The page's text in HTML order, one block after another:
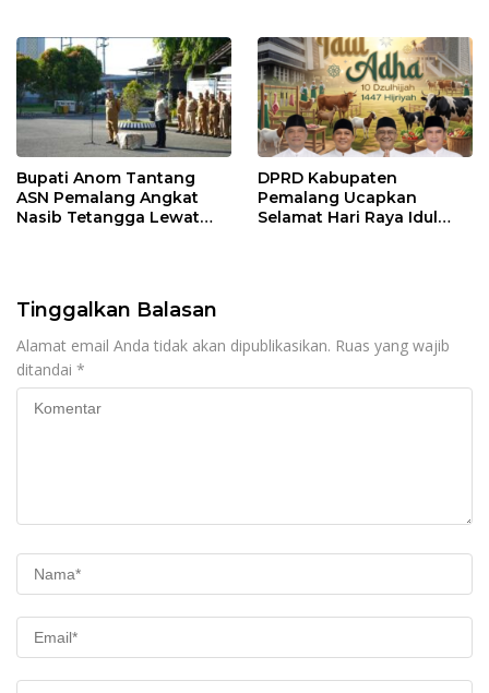
Bupati Anom Tantang
ASN Pemalang Angkat
Nasib Tetangga Lewat
DPRD Kabupaten
Pemalang Ucapkan
Selamat Hari Raya Idul
Tinggalkan Balasan
Alamat email Anda tidak akan dipublikasikan. Ruas yang wajib
ditandai *